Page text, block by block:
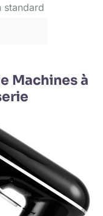
Machines à